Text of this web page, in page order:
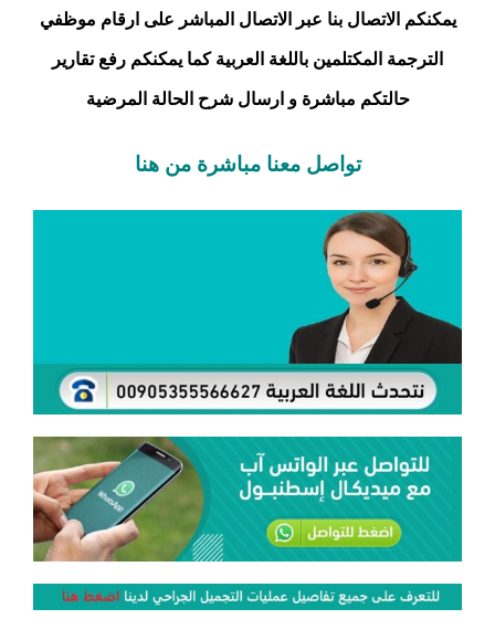
يمكنكم الاتصال بنا عبر الاتصال المباشر على ارقام موظفي
الترجمة المكتلمين باللغة العربية كما يمكنكم رفع تقارير
حالتكم مباشرة و ارسال شرح الحالة المرضية
تواصل معنا مباشرة من هنا